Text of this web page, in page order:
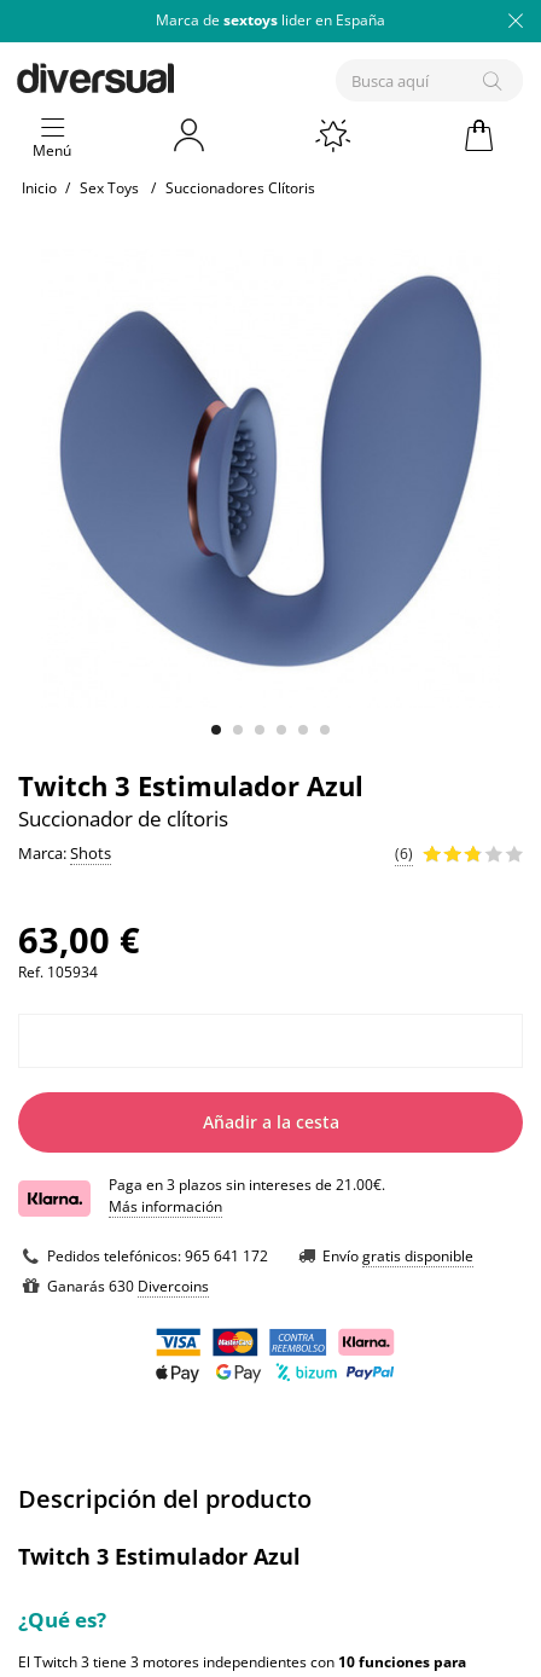
Marca de sextoys lider en España
Menú
Inicio / Sex Toys / Succionadores Clítoris
Twitch 3 Estimulador Azul
Succionador de clítoris
Marca:Shots (6)
63,00 €
Ref. 105934
Añadir a la cesta
Paga en 3 plazos sin intereses de 21.00€.
Más información
Pedidos telefónicos:965 641 172 Envíogratis disponible
Ganarás 630 Divercoins
Descripción del producto
Twitch 3 Estimulador Azul
¿Qué es?
El Twitch 3 tiene 3 motores independientes con 10 funciones para